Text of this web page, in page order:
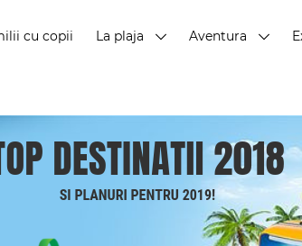
cu copii La plaja Aventura